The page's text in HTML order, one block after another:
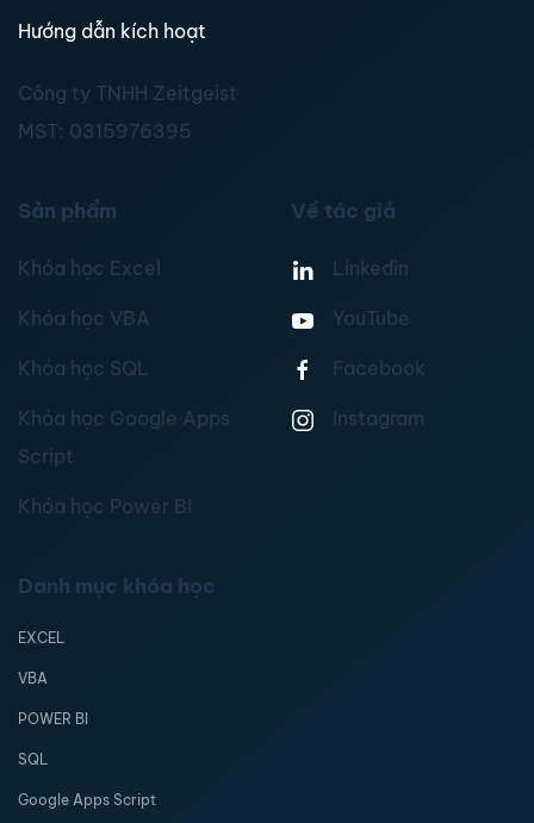
Hướng dẫn kích hoạt
Công ty TNHH Zeitgeist
MST: 0315976395
Sản phẩm
Khóa học Excel
Khóa học VBA
Khóa học SQL
Khóa học Google Apps
Script
Khóa học Power BI
Về tác giả
Linkedin
YouTube
Facebook
Instagram
Danh mục khóa học
EXCEL
VBA
POWER BI
SQL
Google Apps Script